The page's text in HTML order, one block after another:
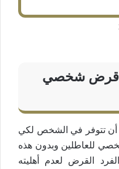
قرض شخصي
تتوفر في الشخص لكي
للعاطلين وبدون هذه
القرض لعدم أهليته